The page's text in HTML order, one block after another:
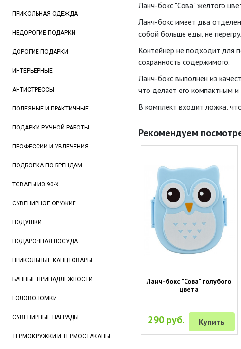
ПРИКОЛЬНАЯ ОДЕЖДА
НЕДОРОГИЕ ПОДАРКИ
ДОРОГИЕ ПОДАРКИ
ИНТЕРЬЕРНЫЕ
АНТИСТРЕССЫ
ПОЛЕЗНЫЕ И ПРАКТИЧНЫЕ
ПОДАРКИ РУЧНОЙ РАБОТЫ
ПРОФЕССИИ И УВЛЕЧЕНИЯ
ПОДБОРКА ПО БРЕНДАМ
ТОВАРЫ ИЗ 90-Х
СУВЕНИРНОЕ ОРУЖИЕ
ПОДУШКИ
ПОДАРОЧНАЯ ПОСУДА
ПРИКОЛЬНЫЕ КАНЦТОВАРЫ
БАННЫЕ ПРИНАДЛЕЖНОСТИ
ГОЛОВОЛОМКИ
СУВЕНИРНЫЕ НАГРАДЫ
ТЕРМОКРУЖКИ И ТЕРМОСТАКАНЫ
Ланч-бокс "Сова" желтого
Ланч-бокс имеет два
собой больше еды, не
Контейнер не подходит для
сохранность содержимого.
Ланч-бокс выполнен из
что делает его компактным
В комплект входит ложка,
Рекомендуем
Ланч-бокс "Сова" голубого
цвета
290 руб. Купить